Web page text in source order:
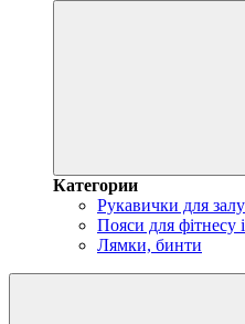
Категории
Рукавички для залу
Пояси для фітнесу
Лямки, бинти